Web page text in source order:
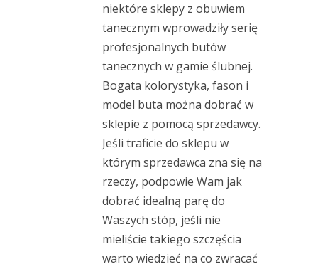
niektóre sklepy z obuwiem
tanecznym wprowadziły serię
profesjonalnych butów
tanecznych w gamie ślubnej.
Bogata kolorystyka, fason i
model buta można dobrać w
sklepie z pomocą sprzedawcy.
Jeśli traficie do sklepu w
którym sprzedawca zna się na
rzeczy, podpowie Wam jak
dobrać idealną parę do
Waszych stóp, jeśli nie
mieliście takiego szczęścia
warto wiedzieć na co zwracać